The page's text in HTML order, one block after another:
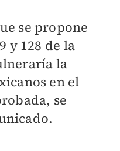
se propone
y 128 de la
la
en el
se